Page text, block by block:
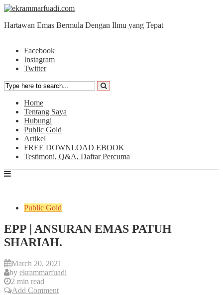
Hartawan Emas Bermula Dengan Ilmu yang Tepat
Facebook
Instagram
Twitter
Home
Tentang Saya
Hubungi
Public Gold
Artikel
FREE DOWNLOAD EBOOK
Testimoni, Q&A, Daftar Percuma
Public Gold
EPP | ANSURAN EMAS PATUH
SHARIAH.
March 20, 2021
by ekrammarfuadi
2 min read
Add Comment